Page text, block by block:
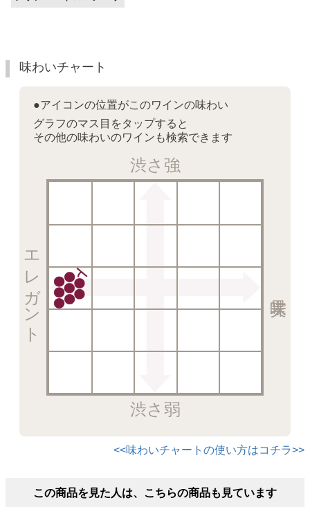
味わいチャート
●アイコンの位置がこのワインの味わい
グラフのマス目をタップすると
その他の味わいのワインも検索できます
渋さ強
渋さ弱
エレガント
<<味わいチャートの使い方はコチラ>>
この商品を見た人は、こちらの商品も見ています